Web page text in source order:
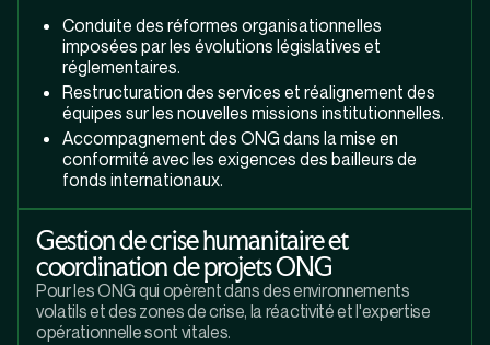
Conduite des réformes organisationnelles
imposées par les évolutions législatives et
réglementaires.
Restructuration des services et réalignement des
équipes sur les nouvelles missions institutionnelles.
Accompagnement des ONG dans la mise en
conformité avec les exigences des bailleurs de
fonds internationaux.
Gestion de crise humanitaire et
coordination de projets ONG
Pour les ONG qui opèrent dans des environnements
volatils et des zones de crise, la réactivité et l'expertise
opérationnelle sont vitales.